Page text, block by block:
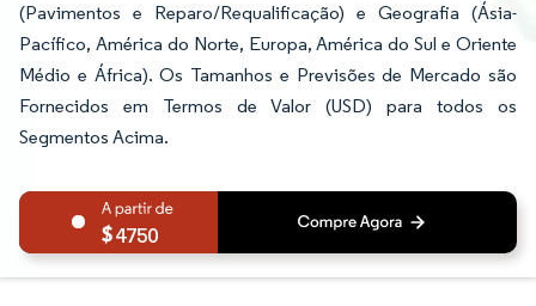
(Pavimentos e Reparo/Requalificação) e Geografia (Ásia-
Pacífico, América do Norte, Europa, América do Sul e Oriente
Médio e África). Os Tamanhos e Previsões de Mercado são
Fornecidos em Termos de Valor (USD) para todos os
Segmentos Acima.
4750